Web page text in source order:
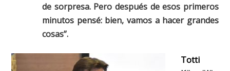
de sorpresa. Pero después de esos primeros
minutos pensé: bien, vamos a hacer grandes
cosas”.
Totti